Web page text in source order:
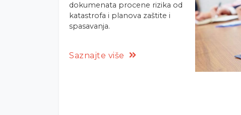
dokumenata procene rizika od
katastrofa i planova zaštite i
spasavanja.
Saznajte više